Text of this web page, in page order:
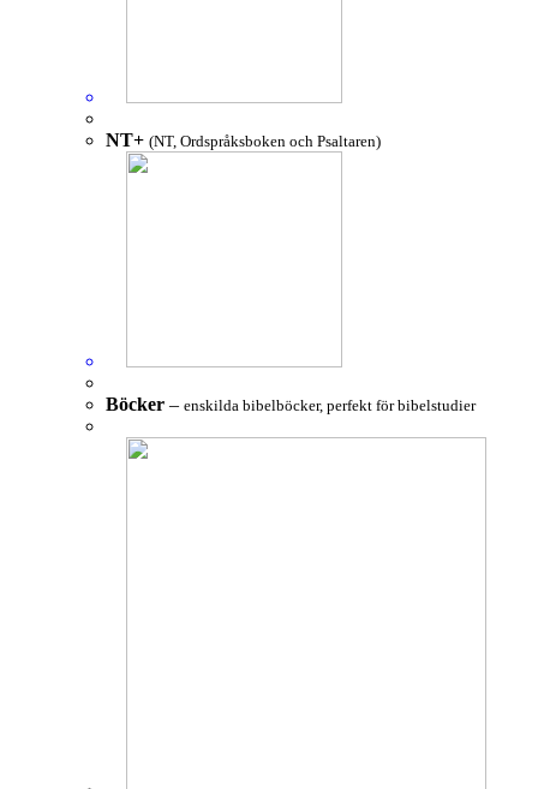
NT+ (NT, Ordspråksboken och Psaltaren)
Böcker – enskilda bibelböcker, perfekt för bibelstudier